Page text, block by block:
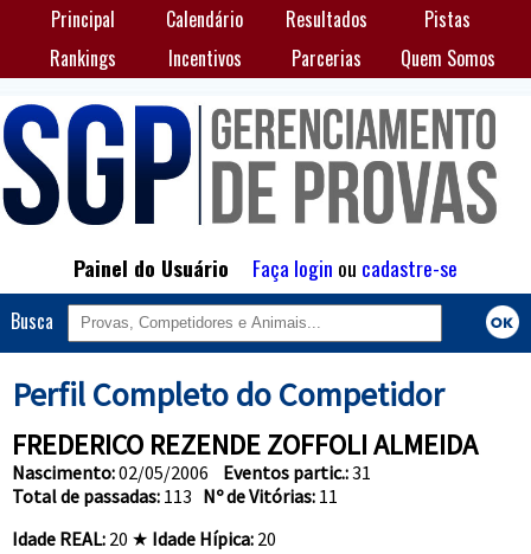
Principal Calendário Resultados
Pistas
Rankings
Incentivos Parcerias Quem Somos
Painel do Usuário Faça login ou cadastre-se
Busca
Perfil Completo do Competidor
FREDERICO REZENDE ZOFFOLI ALMEIDA
Nascimento:02/05/2006 Eventos partic.:31
Total de passadas: 113 Nº de Vitórias: 11
Idade REAL:20 ★ Idade Hípica:20